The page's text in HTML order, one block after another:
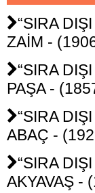
“SIRA
ZAİM -
“SIRA
PAŞA -
“SIRA
ABAÇ -
“SIRA
AKYAVAŞ -